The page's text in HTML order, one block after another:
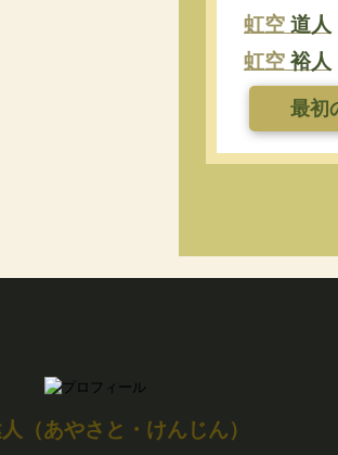
虹空 道人
虹空 裕人
最初
（あやさと・けんじん）